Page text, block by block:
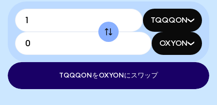
TQQQON
OXYON
TQQQONをOXYONにスワップ